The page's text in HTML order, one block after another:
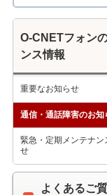
O-CNETフォン
ンス情報
重要なお知らせ
通信・通話障害のお知
緊急・定期メンテナン
せ
よくあるご